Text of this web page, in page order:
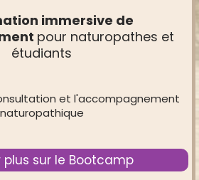
immersive de
pour naturopathes et
étudiants
et l'accompagnement
naturopathique
plus sur le Bootcamp